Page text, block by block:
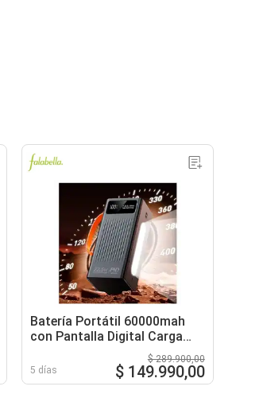
Batería Portátil 60000mah
con Pantalla Digital Carga
Rápida Cables Usb y Linterna
Led
5 días
$ 289.900,00
$ 149.990,00